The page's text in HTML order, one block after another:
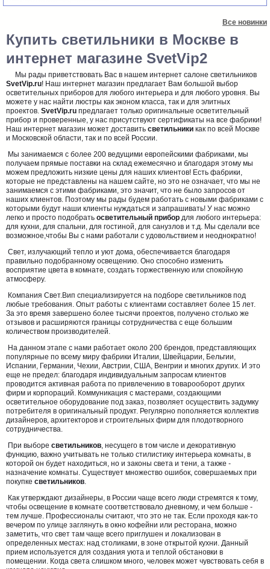
Все новинки
Купить светильники в Москве в
интернет магазине SvetVip2
Мы рады приветствовать Вас в нашем интернет салоне светильников
SvetVip.ru! Наш интернет магазин предлагает Вам большой выбор
осветительных приборов для любого интерьера и для любого уровня. Вы
можете у нас найти люстры как эконом класса, так и для элитных
проектов. SvetVip.ru предлагает только оригинальные осветительный
прибор и проверенные, у нас присутствуют сертификаты на все фабрики!
Наш интернет магазин может доставить светильники как по всей Москве
и Московской области, так и по всей России.
Мы занимаемся с более 200 ведущими европейскими фабриками, мы
получаем прямые поставки на склад ежемесячно и благодаря этому мы
можем предложить низкие цены для наших клиентов! Есть фабрики,
которые не представлены на нашем сайте, но это не означает, что мы не
занимаемся с этими фабриками, это значит, что не было запросов от
наших клиентов. Поэтому мы рады будем работать с новыми фабриками с
которыми будут наши клиенты нуждаться и запрашивать! У нас можно
легко и просто подобрать осветительный прибор для любого интерьера:
для кухни, для спальни, для гостиной, для санузлов и т.д. Мы сделали все
возможное,чтобы Вы с нами работали с удовольствием и неоднократно!
Свет, излучающий тепло и уют дома, обеспечивается благодаря
правильно подобранному освещению. Оно способно изменить
восприятие цвета в комнате, создать торжественную или спокойную
атмосферу.
Компания Свет.Вип специализируется на подборе светильников под
любые требования. Опыт работы с клиентами составляет более 15 лет.
За это время завершено более тысячи проектов, получено столько же
отзывов и расширяются границы сотрудничества с еще большим
количеством производителей.
На данном этапе с нами работает около 200 брендов, представляющих
популярные по всему миру фабрики Италии, Швейцарии, Бельгии,
Испании, Германии, Чехии, Австрии, США, Венгрии и многих других. И это
еще не предел: благодаря индивидуальным запросам клиентов
проводится активная работа по привлечению в товарооборот других
фирм и корпораций. Коммуникация с мастерами, создающими
осветительное оборудование под заказ, позволяет осуществить задумку
потребителя в оригинальный продукт. Регулярно пополняется коллектив
дизайнеров, архитекторов и строительных фирм для плодотворного
сотрудничества.
При выборе светильников, несущего в том числе и декоративную
функцию, важно учитывать не только стилистику интерьера комнаты, в
которой он будет находиться, но и законы света и тени, а также -
назначение комнаты. Существует множество ошибок, совершаемых при
покупке светильников.
Как утверждают дизайнеры, в России чаще всего люди стремятся к тому,
чтобы освещение в комнате соответствовало дневному, и чем больше -
тем лучше. Профессионалы считают, что это не так. Если проходя как-то
вечером по улице заглянуть в окно кофейни или ресторана, можно
заметить, что свет там чаще всего приглушен и локализован в
определенных местах: над столиками, в зоне открытой кухни. Данный
прием используется для создания уюта и теплой обстановки в
помещении. Когда света слишком много, человек может чувствовать себя в